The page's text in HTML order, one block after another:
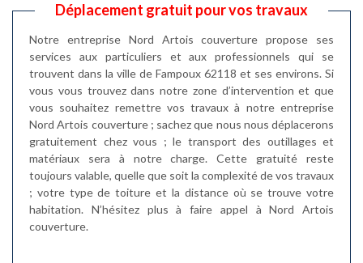
Déplacement gratuit pour vos travaux
Notre entreprise Nord Artois couverture propose ses
services aux particuliers et aux professionnels qui se
trouvent dans la ville de Fampoux 62118 et ses environs. Si
vous vous trouvez dans notre zone d’intervention et que
vous souhaitez remettre vos travaux à notre entreprise
Nord Artois couverture ; sachez que nous nous déplacerons
gratuitement chez vous ; le transport des outillages et
matériaux sera à notre charge. Cette gratuité reste
toujours valable, quelle que soit la complexité de vos travaux
; votre type de toiture et la distance où se trouve votre
habitation. N’hésitez plus à faire appel à Nord Artois
couverture.